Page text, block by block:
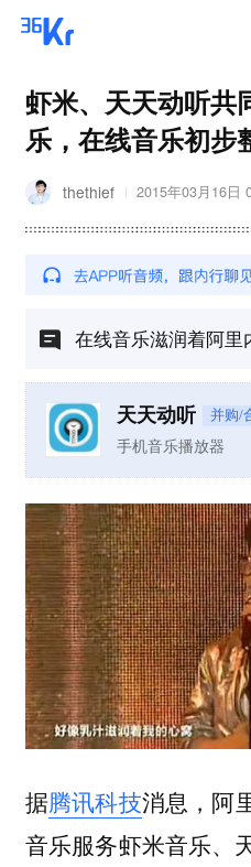
虾米、天天动听共
乐，在线音乐初步
thethief 2015年03月16日
在线音乐滋润着阿里
天天动听 并购/
手机音乐播放器
据腾讯科技消息，阿
音乐服务虾米音乐、